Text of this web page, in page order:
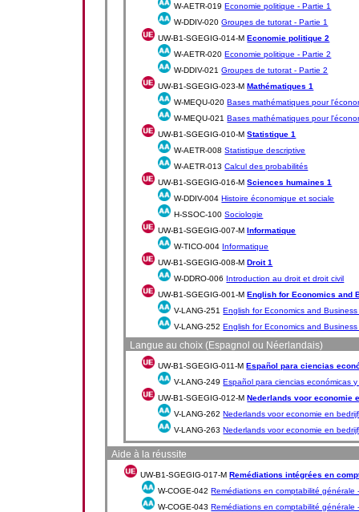
W-AETR-019Economie politique - Partie 1
W-DDIV-020Groupes de tutorat - Partie 1
UW-B1-SGEGIG-014-MEconomie politique 2
W-AETR-020Economie politique - Partie 2
W-DDIV-021Groupes de tutorat - Partie 2
UW-B1-SGEGIG-023-MMathématiques 1
W-MEQU-020Bases mathématiques pour
W-MEQU-021Bases mathématiques pour
UW-B1-SGEGIG-010-MStatistique 1
W-AETR-008Statistique descriptive
W-AETR-013Calcul des probabilités
UW-B1-SGEGIG-016-MSciences humaines 1
W-DDIV-004Histoire économique et sociale
H-SSOC-100Sociologie
UW-B1-SGEGIG-007-MInformatique
W-TICO-004 Informatique
UW-B1-SGEGIG-008-MDroit 1
W-DDRO-006 Introduction au droit et droit civil
UW-B1-SGEGIG-001-MEnglish for Economics and
V-LANG-251English for Economics and
V-LANG-252English for Economics and
Langue au choix (Espagnol ou Néerlandais)
UW-B1-SGEGIG-011-MEspañol para ciencias
V-LANG-249Español para ciencias económicas
UW-B1-SGEGIG-012-MNederlands voor economie
V-LANG-262Nederlands voor economie en
V-LANG-263Nederlands voor economie en
Aide à la réussite
UW-B1-SGEGIG-017-MRemédiations intégrées en
W-COGE-042Remédiations en comptabilité générale
W-COGE-043Remédiations en comptabilité générale